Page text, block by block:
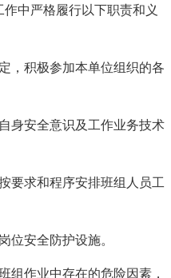
中严格履行以下职责和义
，积极参加本单位组织的各
身安全意识及工作业务技术
要求和程序安排班组人员工
位安全防护设施。
组作业中存在的危险因素，